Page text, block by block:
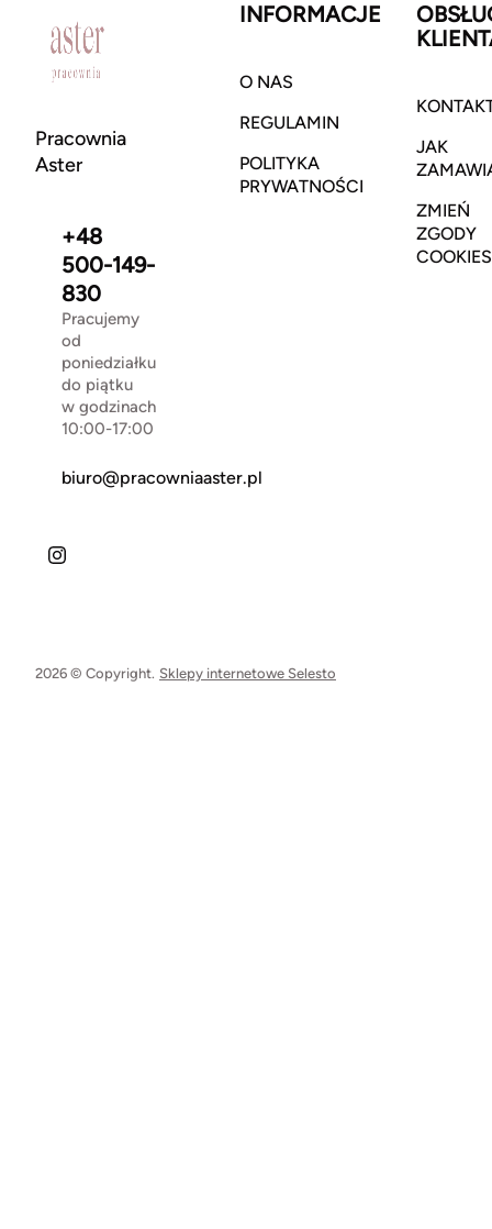
Pracownia
Aster
+48
500-149-
830
Pracujemy
od
poniedziałku
do piątku
w godzinach
10:00-17:00
biuro@pracowniaaster.pl
INFORMACJE
O NAS
REGULAMIN
POLITYKA
PRYWATNOŚCI
JAK
ZMIEŃ
ZGODY
COOKIES
2026 © Copyright. Sklepy internetowe Selesto